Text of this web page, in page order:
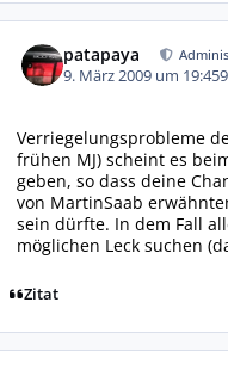
patapaya
9. März 2009 um 19:45
Verriegelungsprobleme
frühen MJ) scheint es
geben, so dass deine
von MartinSaab
sein dürfte. In dem Fall
möglichen Leck suchen
Zitat